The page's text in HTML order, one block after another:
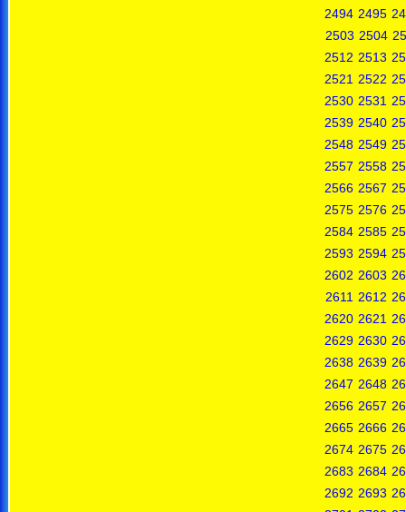
2494 2495
2503 2504
2512 2513
2521 2522
2530 2531
2539 2540
2548 2549
2557 2558
2566 2567
2575 2576
2584 2585
2593 2594
2602 2603
2611 2612
2620 2621
2629 2630
2638 2639
2647 2648
2656 2657
2665 2666
2674 2675
2683 2684
2692 2693